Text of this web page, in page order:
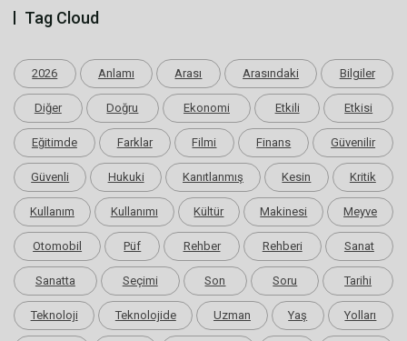
Tag Cloud
2026 Anlamı Arası Arasındaki Bilgiler
Diğer Doğru Ekonomi Etkili Etkisi
Eğitimde Farklar Filmi Finans Güvenilir
Güvenli Hukuki Kanıtlanmış Kesin Kritik
Kullanım Kullanımı Kültür Makinesi Meyve
Otomobil Püf Rehber Rehberi Sanat
Sanatta Seçimi Son Soru Tarihi
Teknoloji Teknolojide Uzman Yaş Yolları